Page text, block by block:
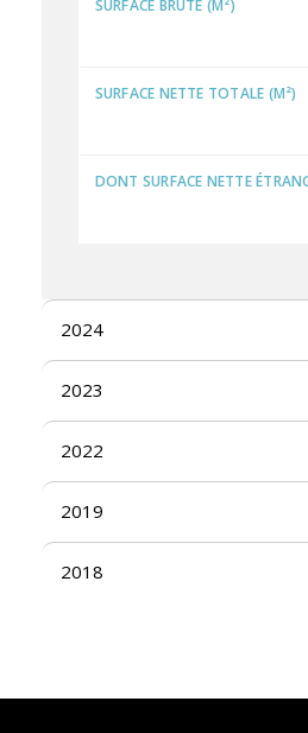
SURFACE BRUTE (M²)
SURFACE NETTE TOTALE (M²)
DONT SURFACE NETTE
2024
2023
2022
2019
2018